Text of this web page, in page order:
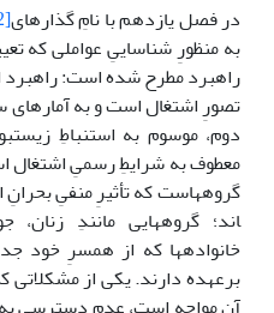
در فصل یازدهم با نامِ گذارهای[22]
به منظورِ شناساییِ عواملی که
راهبرد مطرح شده است: راهبرد
تصورِ اشتغال است و به آمارهای
دوم، موسوم به استنباطِ
معطوف به شرایطِ رسمیِ اشتغال
گروه­هاست که تأثیرِ منفیِ
اند؛ گروه­هایی مانندِ زنان،
خانواده­ها که از همسرِ خود
برعهده دارند. یکی از مشکلاتی